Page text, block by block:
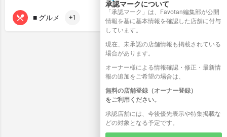
■ グルメ +1
承認マークについて
「承認マーク」は、Favotan編集部が公開
情報を基に基本情報を確認した店舗に付与
しています。
現在、未承認の店舗情報も掲載されている
場合があります。
オーナー様による情報確認・修正・最新情
報の追加をご希望の場合は、
無料の店舗登録（オーナー登録）
をご利用ください。
承認店舗には、今後優先表示や特集掲載な
どの対象となる予定です。